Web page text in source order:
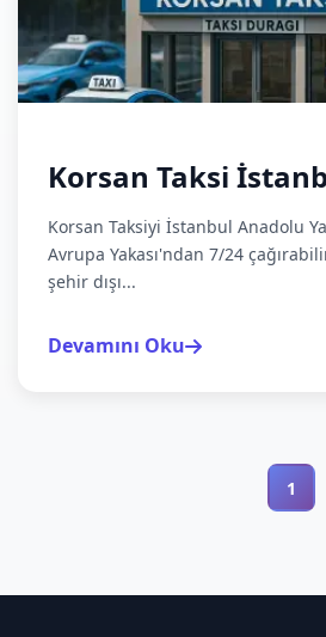
Korsan Taksi
Korsan Taksiyi İstanbul Anadolu
Avrupa Yakası'ndan 7/24
şehir dışı...
Devamını Oku
1